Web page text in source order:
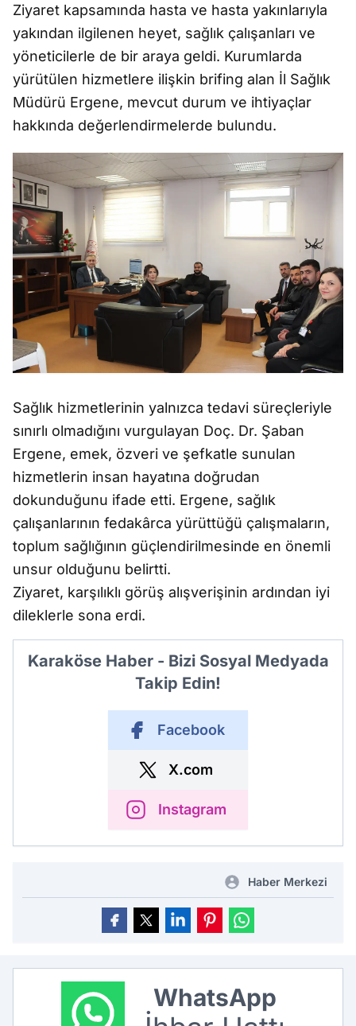
Ziyaret kapsamında hasta ve hasta yakınlarıyla
yakından ilgilenen heyet, sağlık çalışanları ve
yöneticilerle de bir araya geldi. Kurumlarda
yürütülen hizmetlere ilişkin brifing alan İl Sağlık
Müdürü Ergene, mevcut durum ve ihtiyaçlar
hakkında değerlendirmelerde bulundu.
Sağlık hizmetlerinin yalnızca tedavi süreçleriyle
sınırlı olmadığını vurgulayan Doç. Dr. Şaban
Ergene, emek, özveri ve şefkatle sunulan
hizmetlerin insan hayatına doğrudan
dokunduğunu ifade etti. Ergene, sağlık
çalışanlarının fedakârca yürüttüğü çalışmaların,
toplum sağlığının güçlendirilmesinde en önemli
unsur olduğunu belirtti.
Ziyaret, karşılıklı görüş alışverişinin ardından iyi
dileklerle sona erdi.
Karaköse Haber - Bizi Sosyal Medyada
Takip Edin!
Facebook
X.com
Instagram
Haber Merkezi
WhatsApp